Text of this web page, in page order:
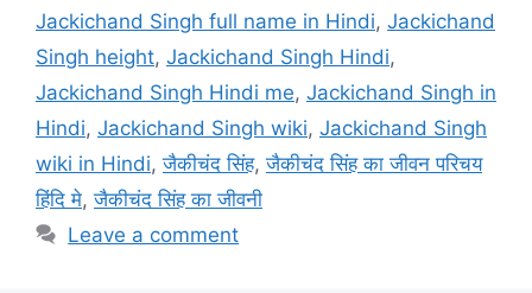
Jackichand Singh full name in Hindi, Jackichand
Singh height, Jackichand Singh Hindi,
Jackichand Singh Hindi me, Jackichand Singh in
Hindi, Jackichand Singh wiki, Jackichand Singh
wiki in Hindi,जैकीचंद सिंह,जैकीचंद सिंह का जीवन परिचय
हिंदि मे,जैकीचंद सिंह का जीवनी
Leave a comment